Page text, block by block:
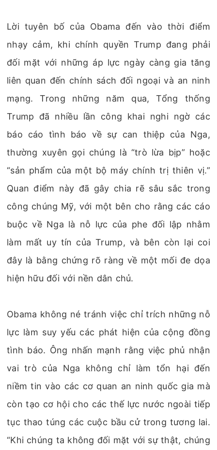
Lời tuyên bố của Obama đến vào thời điểm
nhạy cảm, khi chính quyền Trump đang phải
đối mặt với những áp lực ngày càng gia tăng
liên quan đến chính sách đối ngoại và an ninh
mạng. Trong những năm qua, Tổng thống
Trump đã nhiều lần công khai nghi ngờ các
báo cáo tình báo về sự can thiệp của Nga,
thường xuyên gọi chúng là “trò lừa bịp” hoặc
“sản phẩm của một bộ máy chính trị thiên vị.”
Quan điểm này đã gây chia rẽ sâu sắc trong
công chúng Mỹ, với một bên cho rằng các cáo
buộc về Nga là nỗ lực của phe đối lập nhằm
làm mất uy tín của Trump, và bên còn lại coi
đây là bằng chứng rõ ràng về một mối đe dọa
hiện hữu đối với nền dân chủ.
Obama không né tránh việc chỉ trích những nỗ
lực làm suy yếu các phát hiện của cộng đồng
tình báo. Ông nhấn mạnh rằng việc phủ nhận
vai trò của Nga không chỉ làm tổn hại đến
niềm tin vào các cơ quan an ninh quốc gia mà
còn tạo cơ hội cho các thế lực nước ngoài tiếp
tục thao túng các cuộc bầu cử trong tương lai.
“Khi chúng ta không đối mặt với sự thật, chúng